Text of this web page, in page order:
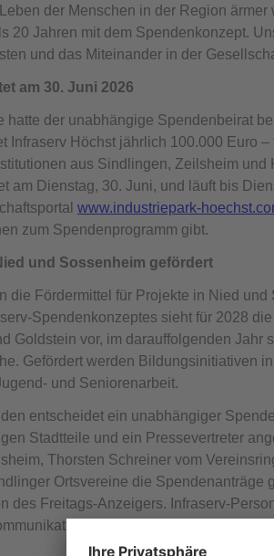
der Menschen in der Region ärmer
20 Jahren mit dem Spendenkonzept.
und das Miteinander in der
am 30. Juni 2026
hatte der unabhängige Spendenbeirat
Infraserv Höchst jährlich 100.000 Euro
aus Sindlingen, Zeilsheim
am Dienstag, 30. Juni, und läuft bis
www.industriepark-
zum Spendenprogramm gibt.
und Sossenheim gefördert
die Fördermittel für Projekte in Nied
Spendenkonzeptes sieht für 2028
Goldstein vor, im darauffolgenden Jahr
Gefördert werden Bildungsinitiativen
und Seniorenarbeit.
entscheidet ein unabhängiger
Stadtteile und ein Pressevertreter
Thorsten Schreiner vom
Ortsvereine die Spendenanträge
des Freitags-Anzeigers. Infraserv-
und Marketing gehören dem